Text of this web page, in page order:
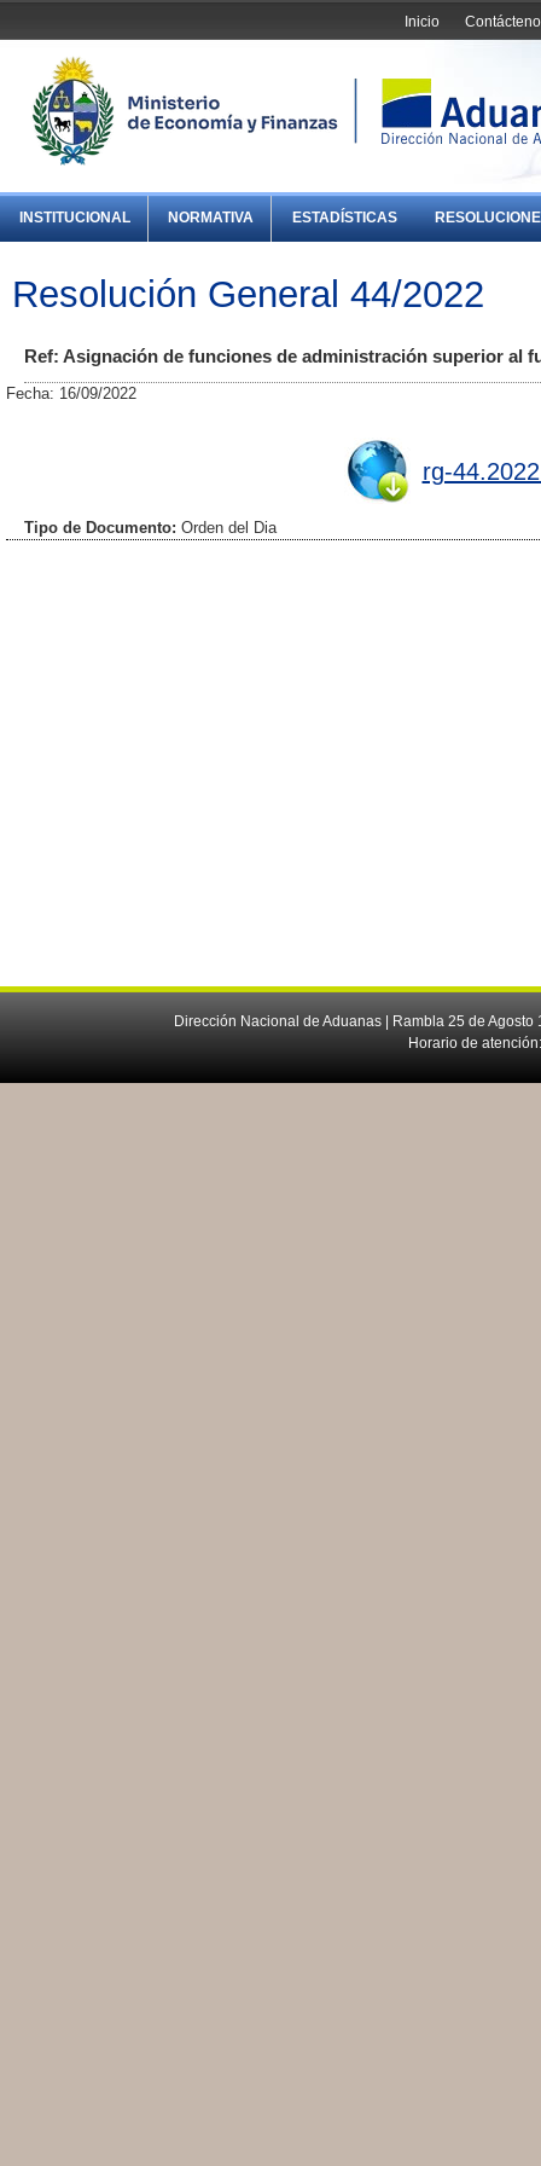
Inicio
INSTITUCIONAL NORMATIVA ESTADÍSTICAS
Resolución General 44/2022
Ref: Asignación de funciones de administración superior al
Fecha: 16/09/2022
rg-
Tipo de Documento: Orden del Dia
Dirección Nacional de Aduanas | Rambla 25 de
Horario de